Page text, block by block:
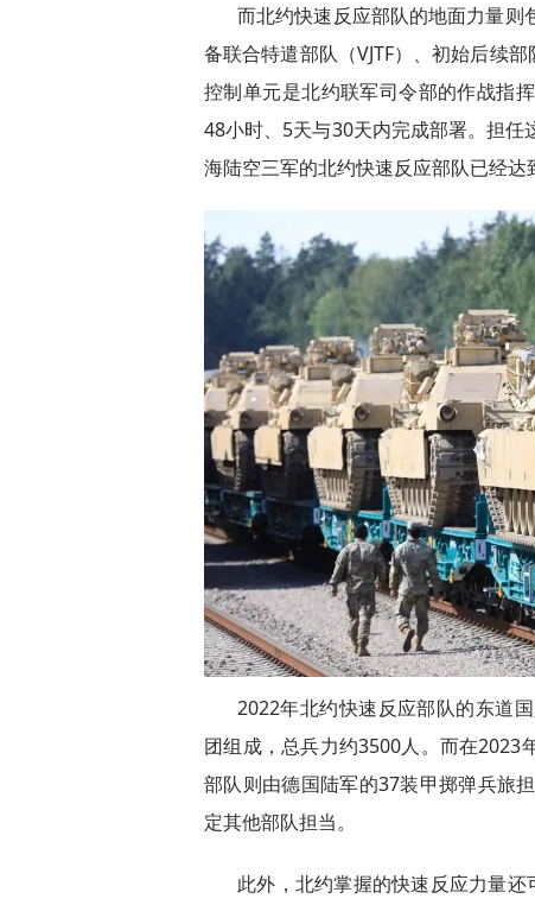
而北约快速反应部队的地面力量
备联合特遣部队（VJTF）、初始后续
控制单元是北约联军司令部的作战指
48小时、5天与30天内完成部署。担
海陆空三军的北约快速反应部队已经达
2022年北约快速反应部队的东道
团组成，总兵力约3500人。而在2023
部队则由德国陆军的37装甲掷弹兵旅
定其他部队担当。
此外，北约掌握的快速反应力量还